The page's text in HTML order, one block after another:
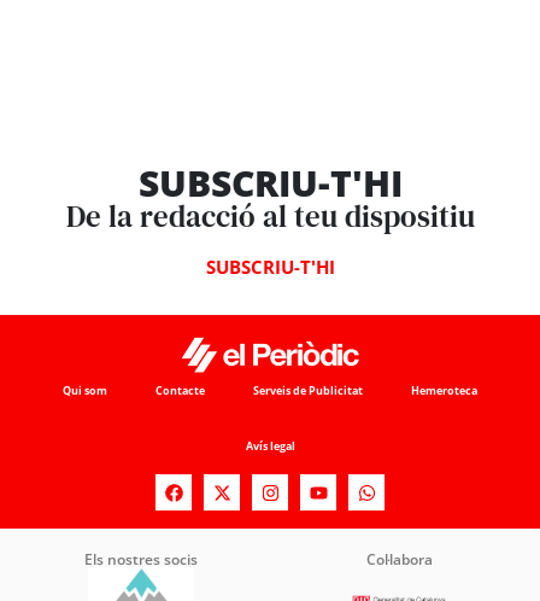
SUBSCRIU-T'HI
De la redacció al teu dispositiu
SUBSCRIU-T'HI
Qui som Contacte Serveis de Publicitat Hemeroteca
Avís legal
Els nostres socis Col·labora